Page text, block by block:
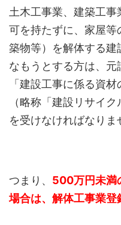
土木工事業、建築工
可を持たずに、家屋
築物等）を解体する
なもうとする方は、元
「建設工事に係る資
（略称「建設リサイ
を受けなければなりま
つまり、 500万円未満
場合は、解体工事業登